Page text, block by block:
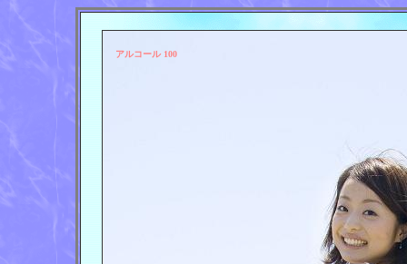
アルコール 100